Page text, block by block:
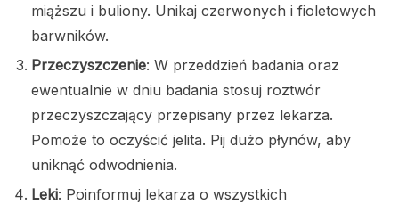
miąższu i buliony. Unikaj czerwonych i fioletowych
barwników.
Przeczyszczenie: W przeddzień badania oraz
ewentualnie w dniu badania stosuj roztwór
przeczyszczający przepisany przez lekarza.
Pomoże to oczyścić jelita. Pij dużo płynów, aby
uniknąć odwodnienia.
Leki: Poinformuj lekarza o wszystkich